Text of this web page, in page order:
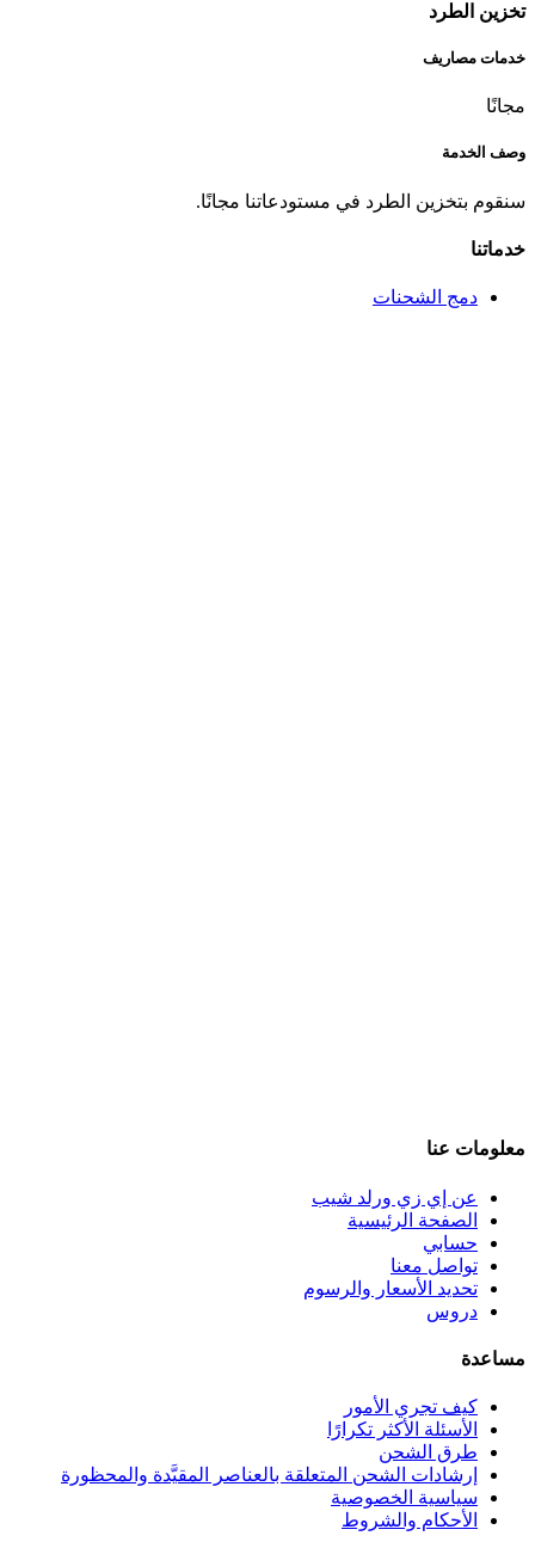
تخزين الطرد
خدمات مصاريف
مجانًا
وصف الخدمة
سنقوم بتخزين الطرد في مستودعاتنا مجانًا.
خدماتنا
دمج الشحنات
معلومات عنا
عن إي زي ورلد شيب
الصفحة الرئيسية
حسابي
تواصل معنا
تحديد الأسعار والرسوم
دروس
مساعدة
كيف تجري الأمور
الأسئلة الأكثر تكرارًا
طرق الشحن
إرشادات الشحن المتعلقة بالعناصر المقيَّدة والمحظورة
سياسية الخصوصية
الأحكام والشروط